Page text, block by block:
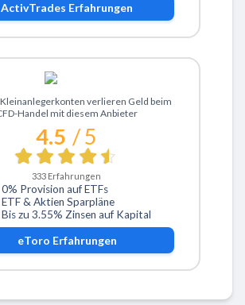
ActivTrades Erfahrungen
Zu eToroverlieren Geld beim
Handel mit diesem Anbieter
4.5 / 5
333 Erfahrungen
0% Provision auf ETFs
ETF & Aktien Sparpläne
Bis zu 3.55% Zinsen auf Kapital
eToro Erfahrungen